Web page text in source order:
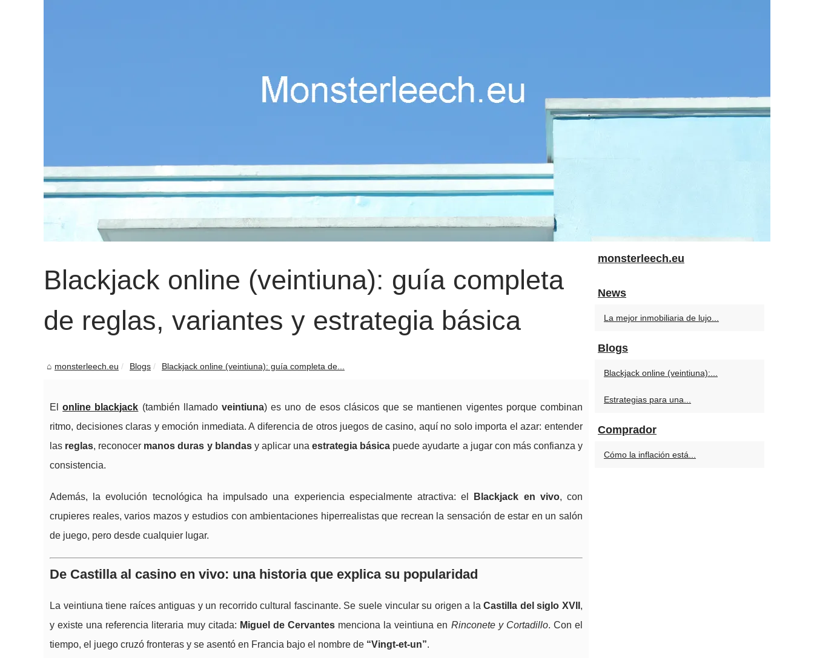
Blackjack online (veintiuna): guía completa
de reglas, variantes y estrategia básica
monsterleech.eu Blogs Blackjack online (veintiuna): guía completa de...
Elonline blackjack (también llamado veintiuna) es uno de esos clásicos que se mantienen vigentes porque combinan
ritmo, decisiones claras y emoción inmediata. A diferencia de otros juegos de casino, aquí no solo importa el azar: entender
las reglas, reconocer manos duras y blandasy aplicar unaestrategia básica puede ayudarte a jugar con más confianza y
consistencia.
Además, la evolución tecnológica ha impulsado una experiencia especialmente atractiva: el Blackjack en vivo, con
crupieres reales, varios mazos y estudios con ambientaciones hiperrealistas que recrean la sensación de estar en un salón
de juego, pero desde cualquier lugar.
De Castilla al casino en vivo: una historia que explica su popularidad
La veintiuna tiene raíces antiguas y un recorrido cultural fascinante. Se suele vincular su origen a laCastilla del siglo XVII ,
y existe una referencia literaria muy citada: Miguel de Cervantes menciona la veintiuna en Rinconete y Cortadillo. Con el
tiempo, el juego cruzó fronteras y se asentó en Francia bajo el nombre de “Vingt-et-un”.
monsterleech.eu
News
La mejor inmobiliaria de lujo...
Blogs
Blackjack online (veintiuna):...
Estrategias para una...
Comprador
Cómo la inflación está...